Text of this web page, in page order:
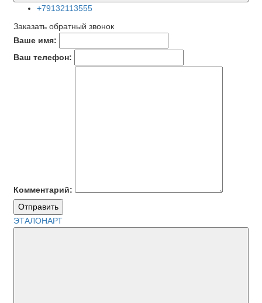
+79132113555
Заказать обратный звонок
Ваше имя:
Ваш телефон:
Комментарий:
Отправить
ЭТАЛОНАРТ